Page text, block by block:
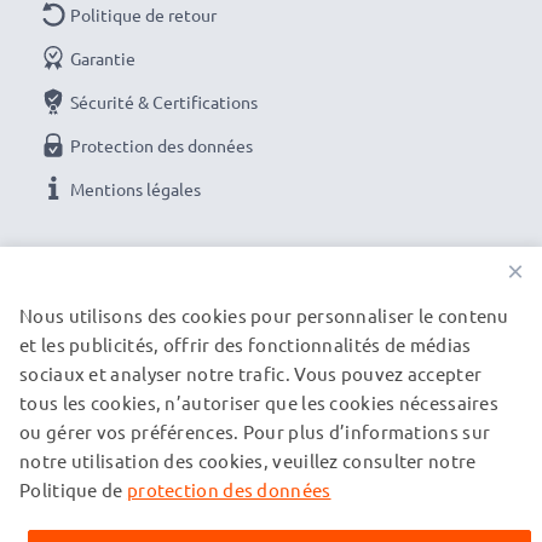
Des couleurs et des détails photo brillants avec ce
Fleur / Tulipe / Pétale à visser Pare-soleil de
CELLONIC. Commandez maintenant pour une
livraison rapide et une garantie de 3 ans !
Politique de retour
Garantie
Sécurité & Certifications
Protection des données
Mentions légales
NOS PARTENAIRES DE LIVRAISON
© subtel.fr 2026
Tous les prix incluent la TVA et excluent les frais de port.
Veuillez noter que toutes les marques citées sont des
mentionnées sur nos pages web uniquement pour fournir des
×
Nous utilisons des cookies pour personnaliser le contenu
et les publicités, offrir des fonctionnalités de médias
sociaux et analyser notre trafic. Vous pouvez accepter
tous les cookies, n’autoriser que les cookies nécessaires
ou gérer vos préférences. Pour plus d’informations sur
notre utilisation des cookies, veuillez consulter notre
Politique de protection des données